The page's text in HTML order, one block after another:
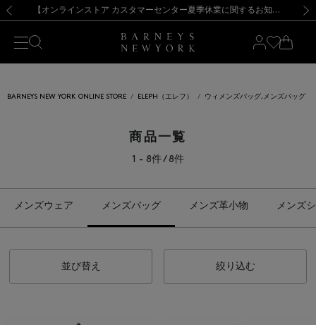
新規登録のお客様も対象！＜MY BARNEYS＞会員のお客様は11,000円（税込）以上のお買上げで常時送料無料！お買い物の際は会員登録を！
【夏季休業に伴う出荷一時停止のお知らせ】(2026.8.7) 【オンラインストア カスタマーセンター夏季休業に関するお知らせ】（2026.8.7）
【夏季休業に伴う返品・交換承り一時停止のお知らせ】（2026.8.5）
熊本県を中心とした地震の影響によるお荷物のお届けについて
【開催中】SUMMER SALEのご案内・ご注意事項 新規登録のお客様も対象！＜MY BARNEYS＞会員のお客様は11,000円（税込）以上のお買上げで常時送料無料！お買い物の際は会員登録を！
【夏季休業に伴う出荷一時停止のお知らせ】(2026.8.7)
BARNEYS NEW YORK ONLINE STORE ELEPH（エレフ） ウィメンズバッグ,メンズバッグ
商品一覧
1 - 8件 / 8件
メンズウェア メンズバッグ メンズ革小物 メンズ
並び替え 絞り込む